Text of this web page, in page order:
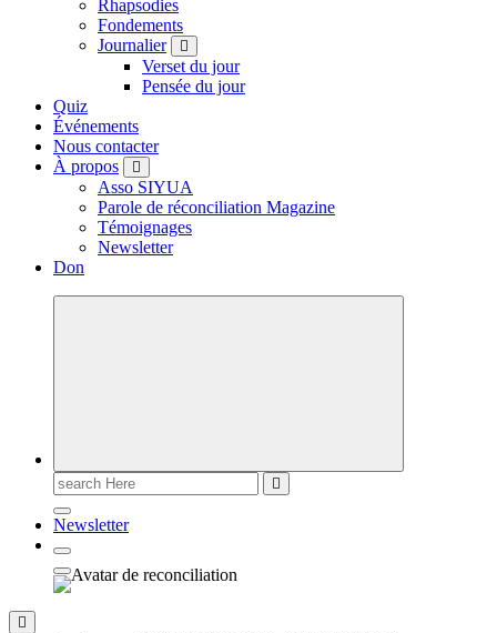
Rhapsodies
Fondements
Journalier
Verset du jour
Pensée du jour
Quiz
Événements
Nous contacter
À propos
Asso SIYUA
Parole de réconciliation Magazine
Témoignages
Newsletter
Don
Newsletter